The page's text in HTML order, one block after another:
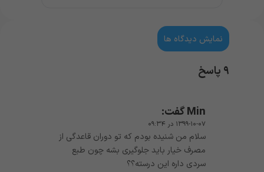
نمایش دیدگاه ها
۹ پاسخ
Minگفت:
۱۳۹۹-۱۰-۰۷ در ۰۹:۳۴
سلام من شنیده بودم که تو دوران قاعدگی از
مصرف خیار باید جلوگیری بشه چون طبع
سردی داره این درسته؟؟